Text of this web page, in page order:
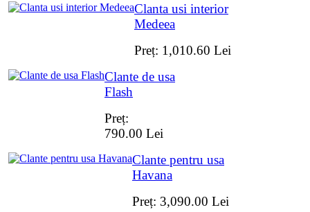
Clanta usi interior
Medeea
Preț: 1,010.60 Lei
Clante de usa
Flash
Preț:
790.00 Lei
Clante pentru usa
Havana
Preț: 3,090.00 Lei